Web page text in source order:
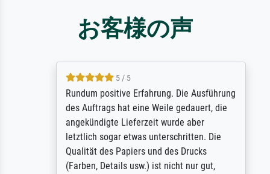
お客様の声
5 / 5
Rundum positive Erfahrung. Die Ausführung
des Auftrags hat eine Weile gedauert, die
angekündigte Lieferzeit wurde aber
letztlich sogar etwas unterschritten. Die
Qualität des Papiers und des Drucks
(Farben, Details usw.) ist nicht nur gut,